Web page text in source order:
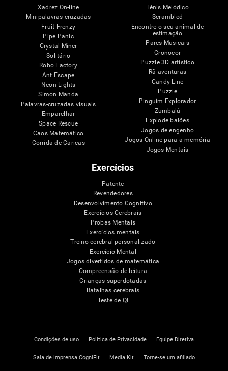
Xadrez On-line
Minipalavras cruzadas
Fruit Frenzy
Pipe Panic
Crystal Miner
Solitário
Robo Factory
Ant Escape
Neon Lights
Simon Manda
Palavras-cruzadas visuais
Emparelhar
Space Rescue
Caos Matemático
Corrida de Caricas
Ténis Melódico
Scrambled
Encontre o seu animal de
estimação
Pares Musicais
Cronocor
Puzzle 3D artístico
Rã-aventuras
Candy Line
Puzzle
Pinguim Explorador
Zumbalú
Explode balões
Jogos de engenho
Jogos Online para a memória
Jogos Mentais
Exercícios
Patente
Revendedores
Desenvolvimento Cognitivo
Exercícios Cerebrais
Probas Mentais
Exercícios mentais
Treino cerebral personalizado
Exercício Mental
Jogos divertidos de matemática
Compreensão de leitura
Crianças superdotadas
Batalhas cerebrais
Teste de QI
Condições de uso Política de Privacidade Equipe Diretiva
Sala de imprensa CogniFit Media Kit Torne-se um afiliado